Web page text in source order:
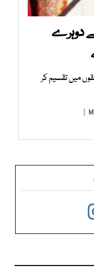
دوہرے
معیار اپنا کر ہم طالب علموں کو 2 طبقوں میں تقسیم کر